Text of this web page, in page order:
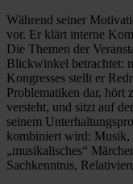
Während seiner
vor. Er klärt interne
Die Themen der
Blickwinkel betrachtet:
Kongresses stellt er
Problematiken dar, hört
versteht, und sitzt auf
seinem
kombiniert wird: Musik,
„musikalisches“
Sachkenntnis,